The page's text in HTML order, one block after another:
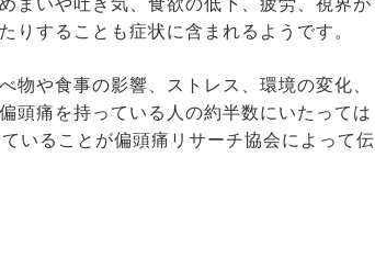
まいや吐き気、食欲の低下、疲労、視界が
りすることも症状に含まれるようです。
物や食事の影響、ストレス、環境の変化、
頭痛を持っている人の約半数にいたっては
いることが偏頭痛リサーチ協会によって伝